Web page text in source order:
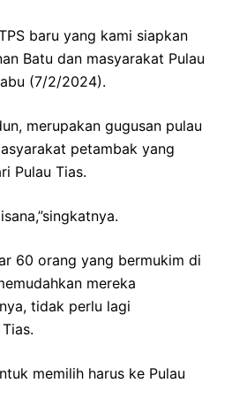
baru yang kami siapkan
Batu dan masyarakat Pulau
(7/2/2024).
merupakan gugusan pulau
petambak yang
Pulau Tias.
60 orang yang bermukim di
mereka
tidak perlu lagi
memilih harus ke Pulau